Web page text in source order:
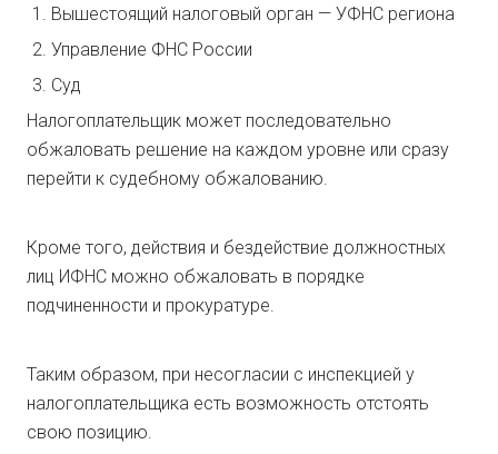
Вышестоящий налоговый орган — УФНС региона
Управление ФНС России
Суд
Налогоплательщик может последовательно
обжаловать решение на каждом уровне или сразу
перейти к судебному обжалованию.
Кроме того, действия и бездействие должностных
лиц ИФНС можно обжаловать в порядке
подчиненности и прокуратуре.
Таким образом, при несогласии с инспекцией у
налогоплательщика есть возможность отстоять
свою позицию.